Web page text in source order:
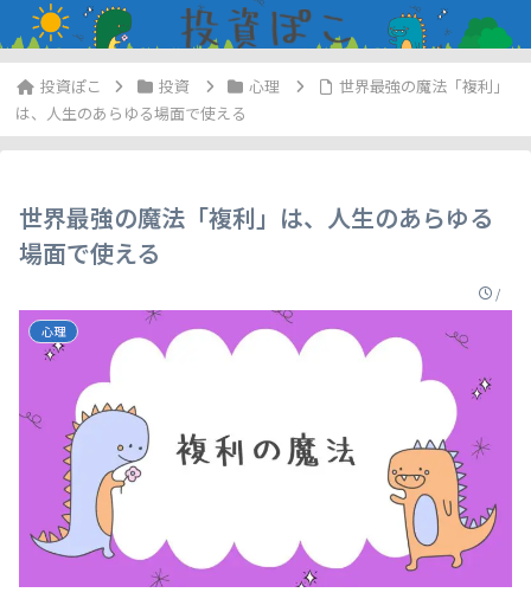
投資 心理
世界最強の魔法「複利」
は、人生のあらゆる場面で使える
世界最強の魔法「複利」は、人生のあらゆる
場面で使える
/
心理